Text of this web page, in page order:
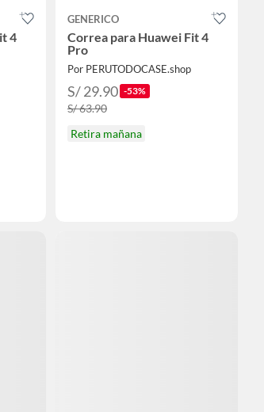
4
GENERICO
Correa para Huawei Fit 4
Pro
Por PERUTODOCASE.shop
S/ 29.90 -53%
S/ 63.90
Retira mañana